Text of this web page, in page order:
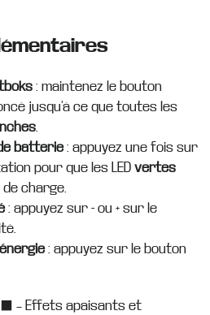
: maintenez le bouton
jusqu’à ce que toutes les
.
batterie: appuyez une fois sur
pour que les LED vertes
charge.
: appuyez sur - ou + sur le
: appuyez sur le bouton
– Effets apaisants et